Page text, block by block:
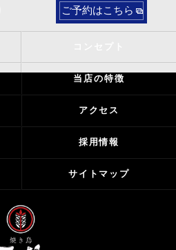
ご予約はこちら
当店の特徴
アクセス
採用情報
サイトマップ